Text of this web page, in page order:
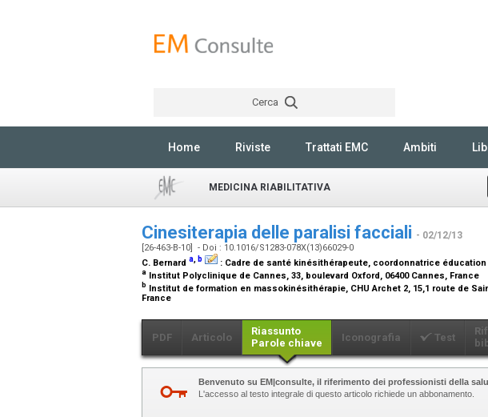
Cerca
Home Riviste Trattati EMC Ambiti
MEDICINA RIABILITATIVA
Cinesiterapia delle paralisi facciali - 02/12/13
[26-463-B-10] - Doi : 10.1016/S1283-078X(13)66029-0
C. Bernard a, b : Cadre de santé kinésithérapeute, coordonnatrice
a Institut Polyclinique de Cannes, 33, boulevard Oxford, 06400 Cannes, France
b Institut de formation en massokinésithérapie, CHU Archet 2, 15,1 route de
France
PDF Articolo
Riassunto
Parole chiave
Iconografia Test
Benvenuto su EM|consulte, il riferimento dei professionisti della
L'accesso al testo integrale di questo articolo richiede un abbonamento.